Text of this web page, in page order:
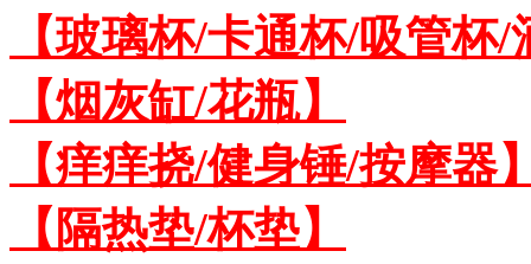
【玻璃杯/卡通杯/吸管杯/
【烟灰缸/花瓶】
【痒痒挠/健身锤/按摩器
【隔热垫/杯垫】